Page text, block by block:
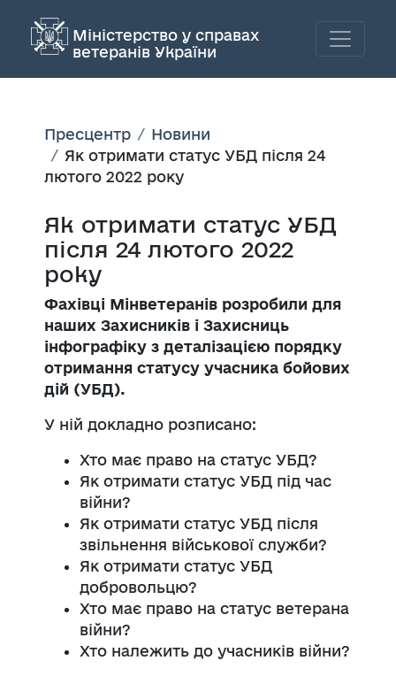
Міністерство у справах
ветеранів України
Пресцентр
Новини
Як отримати статус УБД після 24
лютого 2022 року
Як отримати статус УБД
після 24 лютого 2022
року
Фахівці Мінветеранів розробили для
наших Захисників і Захисниць
інфографіку з деталізацією порядку
отримання статусу учасника бойових
дій (УБД).
У ній докладно розписано:
Хто має право на статус УБД?
Як отримати статус УБД під час
війни?
Як отримати статус УБД після
звільнення військової служби?
Як отримати статус УБД
добровольцю?
Хто має право на статус ветерана
війни?
Хто належить до учасників війни?